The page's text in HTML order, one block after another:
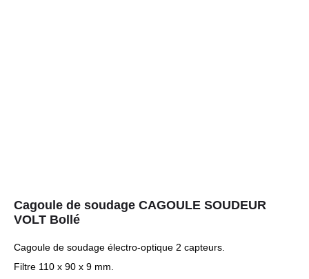
Cagoule de soudage CAGOULE SOUDEUR
VOLT Bollé
Cagoule de soudage électro-optique 2 capteurs.
Filtre 110 x 90 x 9 mm.